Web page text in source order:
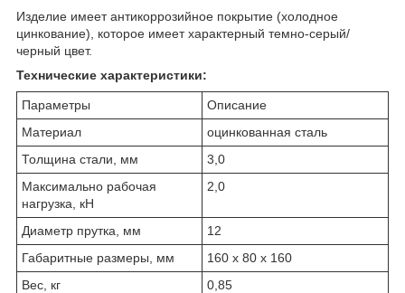
Изделие имеет антикоррозийное покрытие (холодное
цинкование), которое имеет характерный темно-серый/
черный цвет.
Технические характеристики:
Параметры
Описание
Материал
оцинкованная сталь
Толщина стали, мм
3,0
Максимально рабочая
нагрузка, кН
2,0
Диаметр прутка, мм
12
Габаритные размеры, мм
160 х 80 х 160
Вес, кг
0,85